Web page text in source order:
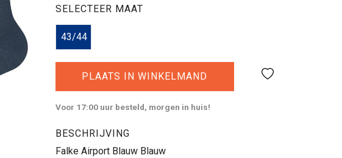
SELECTEER MAAT
43/44
PLAATS IN WINKELMAND
Voor 17:00 uur besteld, morgen in huis!
BESCHRIJVING
Falke Airport Blauw Blauw